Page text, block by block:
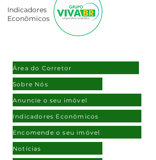
Indicadores
Econômicos
Área do Corretor
Sobre Nós
Anuncie o seu imóvel
Indicadores Econômicos
Encomende o seu imóvel
Notícias